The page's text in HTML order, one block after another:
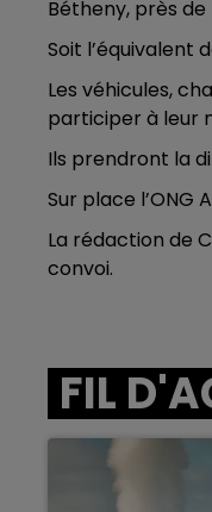
Bétheny, près de
Soit l’équivalent
Les véhicules,
participer à leur
Ils prendront la
Sur place l’ONG
La rédaction de
convoi.
FIL